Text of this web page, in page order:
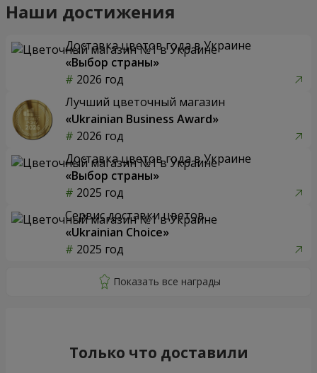
Наши достижения
Доставка цветов года в Украине
«Выбор страны»
2026 год
Лучший цветочный магазин
«Ukrainian Business Award»
2026 год
Доставка цветов года в Украине
«Выбор страны»
2025 год
Сервис доставки цветов
«Ukrainian Choice»
2025 год
Только что доставили